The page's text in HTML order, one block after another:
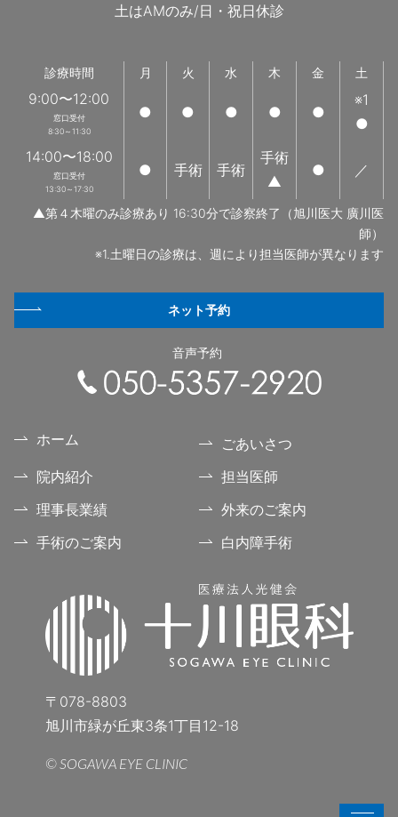
土はAMのみ/日・祝日休診
診療時間 月 火 水 木 金 土
9:00〜12:00
窓口受付
8:30～11:30
● ● ● ● ●
※1
●
14:00〜18:00
窓口受付
13:30～17:30
● 手術 手術
手術
▲
● ／
▲第４木曜のみ診療あり 16:30分で診察終了（旭川医大 廣川医
師）
※1.土曜日の診療は、週により担当医師が異なります
ネット予約
音声予約
ホーム
ごあいさつ
院内紹介
担当医師
理事長業績
外来のご案内
手術のご案内
白内障手術
〒078-8803
旭川市緑が丘東3条1丁目12-18
© SOGAWA EYE CLINIC